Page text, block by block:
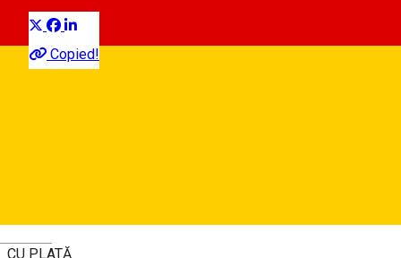
Copied!
CU PLATĂ